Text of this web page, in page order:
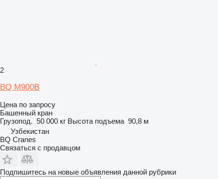
2
BQ M900B
Цена по запросу
Башенный кран
Грузопод. 50 000 кг Высота подъема 90,8 м
Узбекистан
BQ Cranes
Связаться с продавцом
Подпишитесь на новые объявления данной рубрики